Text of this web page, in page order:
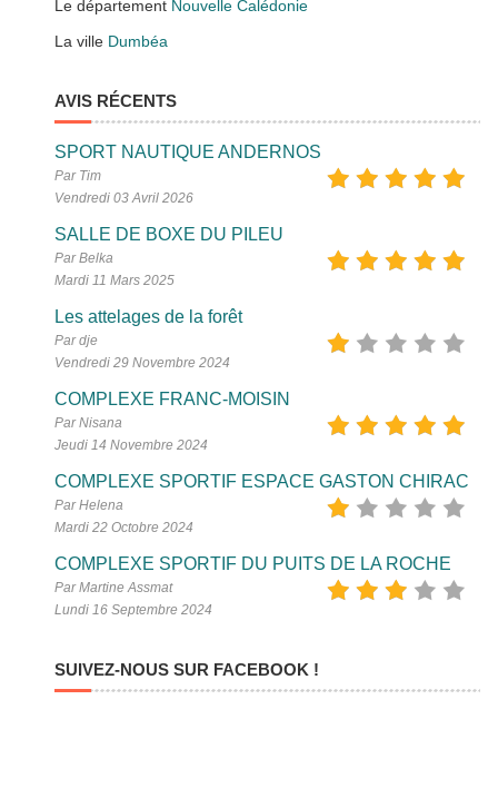
Le département Nouvelle Calédonie
La ville Dumbéa
AVIS RÉCENTS
SPORT NAUTIQUE ANDERNOS
Par Tim
Vendredi 03 Avril 2026
SALLE DE BOXE DU PILEU
Par Belka
Mardi 11 Mars 2025
Les attelages de la forêt
Par dje
Vendredi 29 Novembre 2024
COMPLEXE FRANC-MOISIN
Par Nisana
Jeudi 14 Novembre 2024
COMPLEXE SPORTIF ESPACE GASTON CHIRAC
Par Helena
Mardi 22 Octobre 2024
COMPLEXE SPORTIF DU PUITS DE LA ROCHE
Par Martine Assmat
Lundi 16 Septembre 2024
SUIVEZ-NOUS SUR FACEBOOK !